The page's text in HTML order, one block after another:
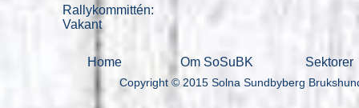
Rallykommittén:
Vakant
Copyright © 2015 Solna Sundbyberg
Home Om SoSuBK Sektorer